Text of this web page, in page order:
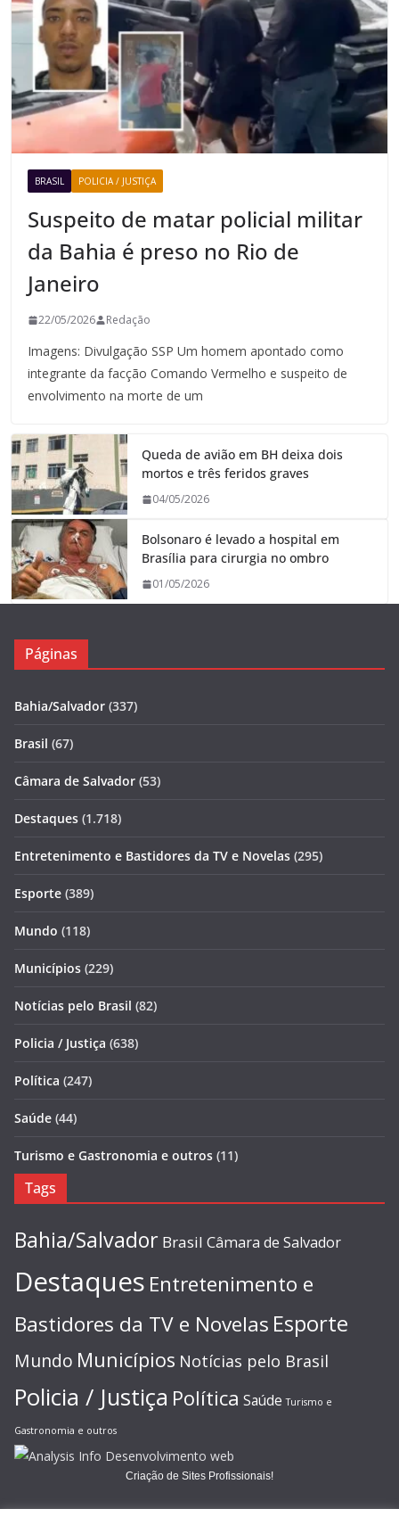
BRASIL POLICIA / JUSTIÇA
Suspeito de matar policial militar
da Bahia é preso no Rio de
Janeiro
22/05/2026 Redação
Imagens: Divulgação SSP Um homem apontado como
integrante da facção Comando Vermelho e suspeito de
envolvimento na morte de um
Queda de avião em BH deixa dois
mortos e três feridos graves
04/05/2026
Bolsonaro é levado a hospital em
Brasília para cirurgia no ombro
01/05/2026
Páginas
Bahia/Salvador (337)
Brasil (67)
Câmara de Salvador (53)
Destaques (1.718)
Entretenimento e Bastidores da TV e Novelas (295)
Esporte (389)
Mundo (118)
Municípios (229)
Notícias pelo Brasil (82)
Policia / Justiça (638)
Política (247)
Saúde (44)
Turismo e Gastronomia e outros (11)
Tags
Bahia/Salvador Brasil Câmara de Salvador
Destaques Entretenimento e
Bastidores da TV e Novelas Esporte
Mundo Municípios Notícias pelo Brasil
Policia / Justiça Política Saúde Turismo e
Gastronomia e outros
Criação de Sites Profissionais!